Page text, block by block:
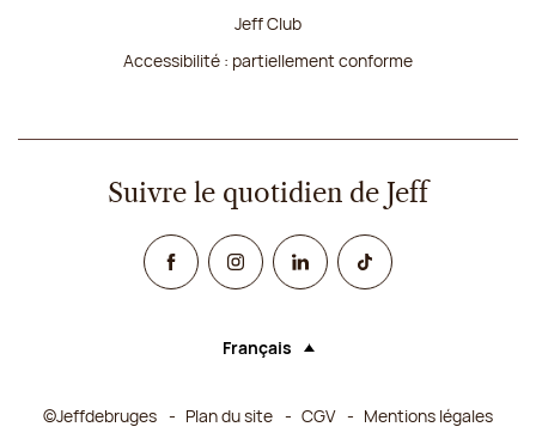
Jeff Club
Accessibilité : partiellement conforme
Suivre le quotidien de Jeff
FacebookInstagramLinked InTikTok
Langue (sélectionner une option
Français
©Jeffdebruges Plan du site CGV Mentions légales